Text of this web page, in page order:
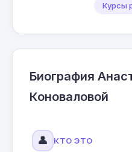
Курсы
Биография
Коноваловой
👤 КТО ЭТО